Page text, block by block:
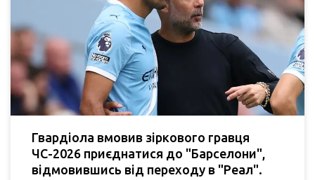
Гвардіола вмовив зіркового гравця
ЧС-2026 приєднатися до "Барселони",
відмовившись від переходу в "Реал".